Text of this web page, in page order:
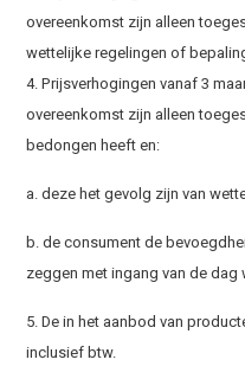
overeenkomst zijn alleen
wettelijke regelingen of
4. Prijsverhogingen vanaf 3
overeenkomst zijn alleen
bedongen heeft en:
a. deze het gevolg zijn van
b. de consument de
zeggen met ingang van de
5. De in het aanbod van
inclusief btw.